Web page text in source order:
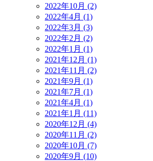
2022年10月 (2)
2022年4月 (1)
2022年3月 (3)
2022年2月 (2)
2022年1月 (1)
2021年12月 (1)
2021年11月 (2)
2021年9月 (1)
2021年7月 (1)
2021年4月 (1)
2021年1月 (11)
2020年12月 (4)
2020年11月 (2)
2020年10月 (7)
2020年9月 (10)